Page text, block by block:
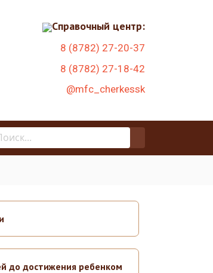
Справочный центр:
8 (8782) 27-20-37
8 (8782) 27-18-42
@mfc_cherkessk
до достижения ребенком